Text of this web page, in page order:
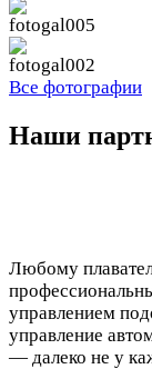
Все фотографии
Наши
Любому
управлением
управление
— далеко не у